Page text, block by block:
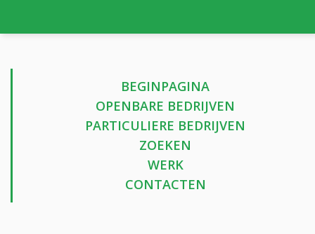
BEGINPAGINA
OPENBARE BEDRIJVEN
PARTICULIERE BEDRIJVEN
ZOEKEN
WERK
CONTACTEN